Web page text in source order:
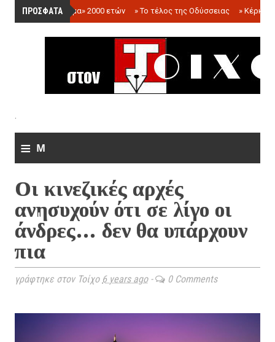
ΠΡΟΣΦΑΤΑ
»«Ολόγραμμα» 2000 ετών »Το τέλος της Οδύσσειας »
.
≡ M
n
u
Οι κινεζικές αρχές
ανησυχούν ότι σε λίγο οι
άνδρες… δεν θα υπάρχουν
πια
γράφτηκε στον Τοίχο 6 years ago- 0 Comments